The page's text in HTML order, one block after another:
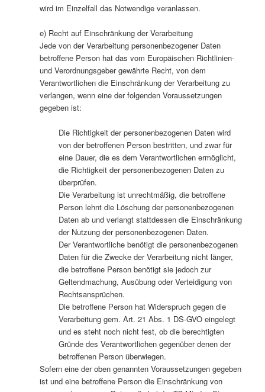
wird im Einzelfall das Notwendige veranlassen.
e) Recht auf Einschränkung der Verarbeitung
Jede von der Verarbeitung personenbezogener Daten
betroffene Person hat das vom Europäischen Richtlinien-
und Verordnungsgeber gewährte Recht, von dem
Verantwortlichen die Einschränkung der Verarbeitung zu
verlangen, wenn eine der folgenden Voraussetzungen
gegeben ist:
Die Richtigkeit der personenbezogenen Daten wird
von der betroffenen Person bestritten, und zwar für
eine Dauer, die es dem Verantwortlichen ermöglicht,
die Richtigkeit der personenbezogenen Daten zu
überprüfen.
Die Verarbeitung ist unrechtmäßig, die betroffene
Person lehnt die Löschung der personenbezogenen
Daten ab und verlangt stattdessen die Einschränkung
der Nutzung der personenbezogenen Daten.
Der Verantwortliche benötigt die personenbezogenen
Daten für die Zwecke der Verarbeitung nicht länger,
die betroffene Person benötigt sie jedoch zur
Geltendmachung, Ausübung oder Verteidigung von
Rechtsansprüchen.
Die betroffene Person hat Widerspruch gegen die
Verarbeitung gem. Art. 21 Abs. 1 DS-GVO eingelegt
und es steht noch nicht fest, ob die berechtigten
Gründe des Verantwortlichen gegenüber denen der
betroffenen Person überwiegen.
Sofern eine der oben genannten Voraussetzungen gegeben
ist und eine betroffene Person die Einschränkung von